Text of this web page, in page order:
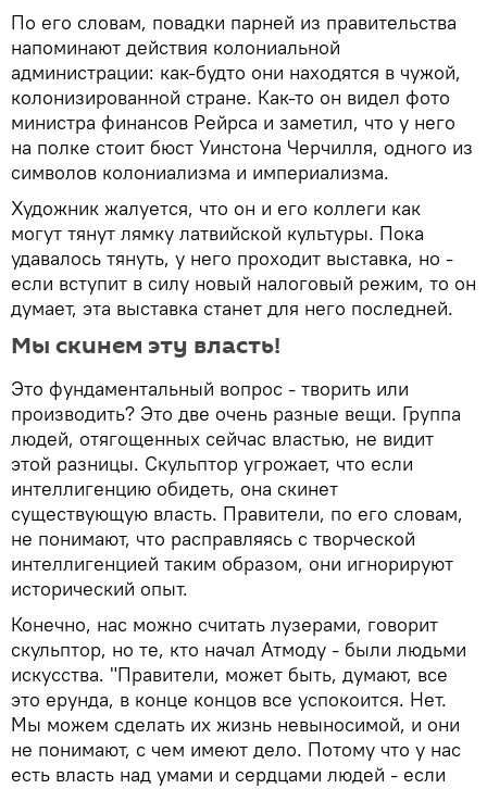
По его словам, повадки парней из правительства
напоминают действия колониальной
администрации: как-будто они находятся в чужой,
колонизированной стране. Как-то он видел фото
министра финансов Рейрса и заметил, что у него
на полке стоит бюст Уинстона Черчилля, одного из
символов колониализма и империализма.
Художник жалуется, что он и его коллеги как
могут тянут лямку латвийской культуры. Пока
удавалось тянуть, у него проходит выставка, но -
если вступит в силу новый налоговый режим, то он
думает, эта выставка станет для него последней.
Мы скинем эту власть!
Это фундаментальный вопрос - творить или
производить? Это две очень разные вещи. Группа
людей, отягощенных сейчас властью, не видит
этой разницы. Скульптор угрожает, что если
интеллигенцию обидеть, она скинет
существующую власть. Правители, по его словам,
не понимают, что расправляясь с творческой
интеллигенцией таким образом, они игнорируют
исторический опыт.
Конечно, нас можно считать лузерами, говорит
скульптор, но те, кто начал Атмоду - были людьми
искусства. "Правители, может быть, думают, все
это ерунда, в конце концов все успокоится. Нет.
Мы можем сделать их жизнь невыносимой, и они
не понимают, с чем имеют дело. Потому что у нас
есть власть над умами и сердцами людей - если